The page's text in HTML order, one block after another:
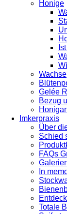
Honige
Wachse
Gelée
Bezug
Imkerpraxis
Über
Schied
FAQs
In
Totale